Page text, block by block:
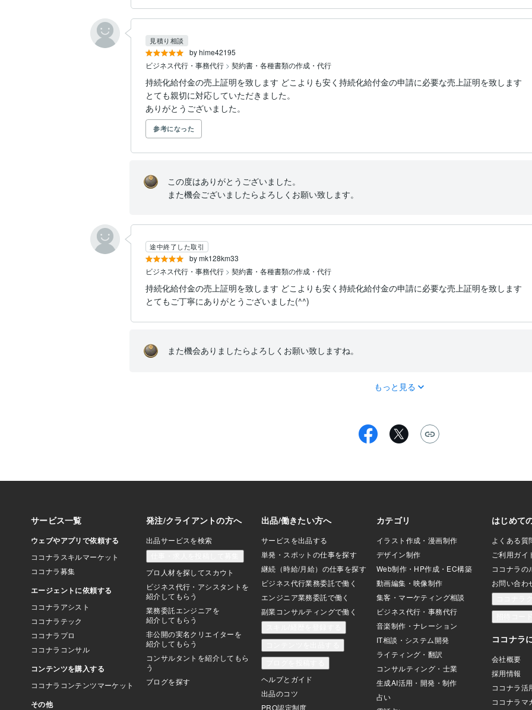
by hime42195
見積り相談
ビジネス代行・事務代行 > 契約書・各種書類の作成・代行
持続化給付金の売上証明を致します どこよりも安く持続化給付金の申請に必要な売上証明を致します
とても親切に対応していただきました。
ありがとうございました。
参考になった
この度はありがとうございました。
また機会ございましたらよろしくお願い致します。
by mk128km33
途中終了した取引
ビジネス代行・事務代行 > 契約書・各種書類の作成・代行
持続化給付金の売上証明を致します どこよりも安く持続化給付金の申請に必要な売上証明を致します
とてもご丁寧にありがとうございました(^^)
また機会ありましたらよろしくお願い致しますね。
もっと見る